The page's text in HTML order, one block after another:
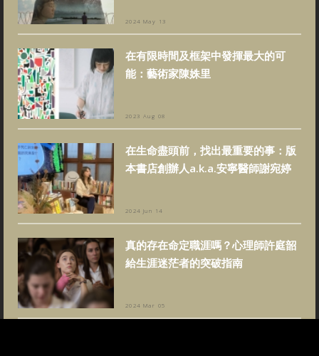
2024 May 13
在有限時間及框架中發揮最大的可
能：藝術家陳姝里
2023 Aug 08
在生命盡頭前，找出最重要的事：版
本書店創辦人a.k.a.安寧醫師謝宛婷
2024 Jun 14
真的存在命定職涯嗎？心理師許庭韶
給生涯迷茫者的突破指南
2024 Mar 05